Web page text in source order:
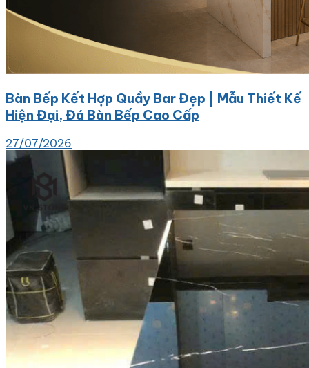
Bàn Bếp Kết Hợp Quầy Bar Đẹp | Mẫu Thiết Kế
Hiện Đại, Đá Bàn Bếp Cao Cấp
27/07/2026